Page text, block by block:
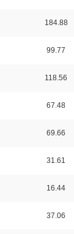
184.88
99.77
118.56
67.48
69.66
31.61
16.44
37.06